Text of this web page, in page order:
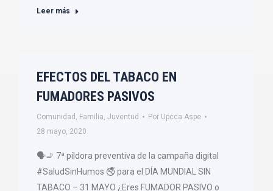
Leer más
EFECTOS DEL TABACO EN
FUMADORES PASIVOS
Comunidad , Familia, Juventud Por Upcca Aspe
28 mayo, 2020
🗣🚬 7ª píldora preventiva de la campaña digital
#SaludSinHumos 🚭 para el DÍA MUNDIAL SIN
TABACO – 31 MAYO ¿Eres FUMADOR PASIVO o